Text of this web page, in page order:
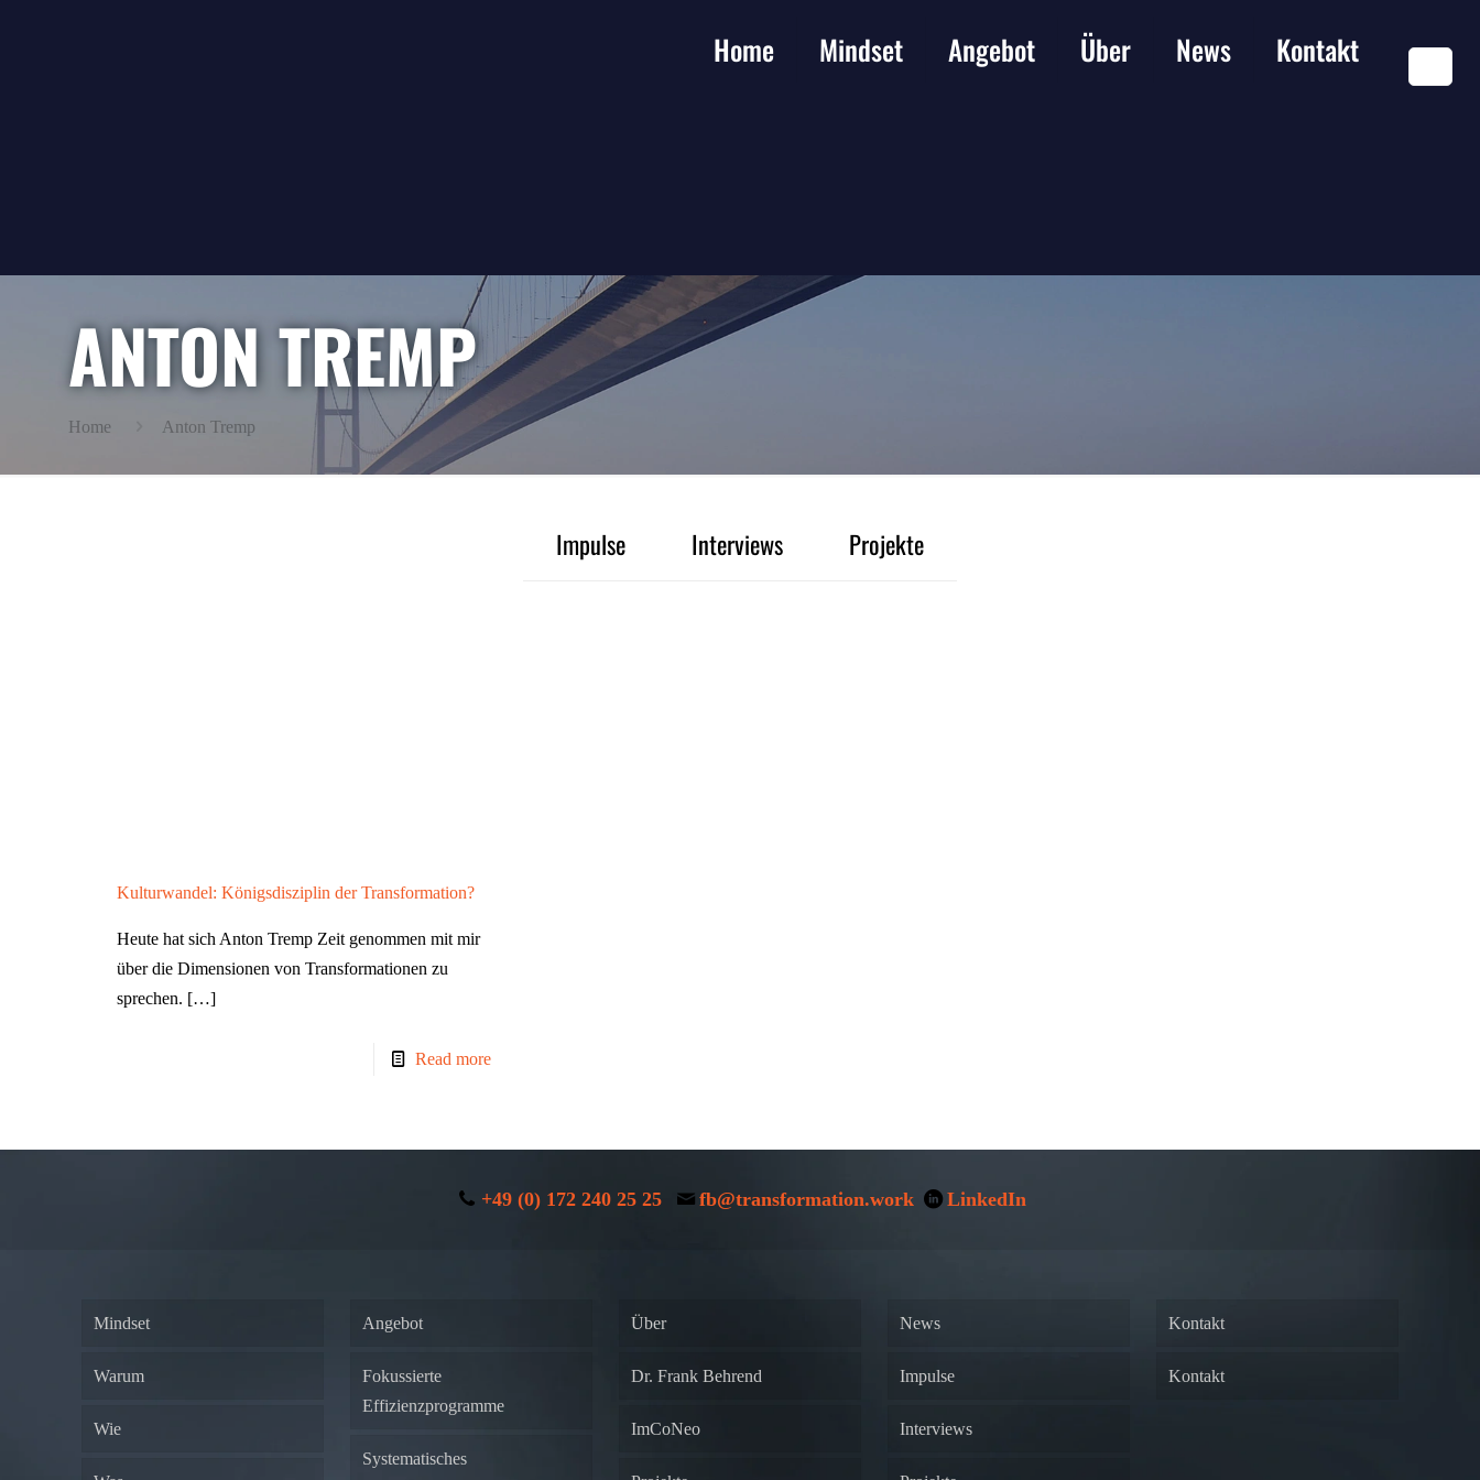
Home Mindset Angebot Über News Kontakt
ANTON TREMP
Home Anton Tremp
Impulse Interviews Projekte
Kulturwandel: Königsdisziplin der Transformation?
Heute hat sich Anton Tremp Zeit genommen mit mir
über die Dimensionen von Transformationen zu
sprechen. […]
Read more
+49 (0) 172 240 25 25 fb@transformation.work LinkedIn
Mindset
Warum
Wie
Angebot
Fokussierte
Effizienzprogramme
Systematisches
Über
Dr. Frank Behrend
ImCoNeo
News
Impulse
Interviews
Kontakt
Kontakt